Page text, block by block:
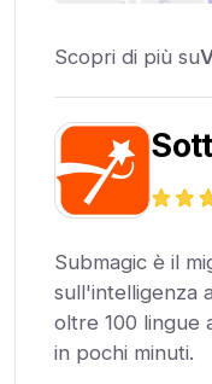
Scopri di più su
Submagic è il
sull'intelligenza
oltre 100 lingue
in pochi minuti.